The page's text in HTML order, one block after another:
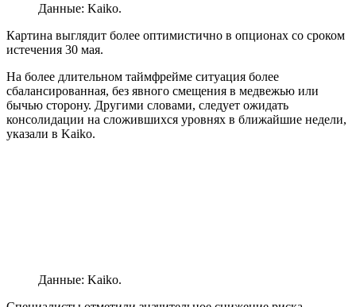
Данные: Kaiko.
Картина выглядит более оптимистично в опционах со сроком
истечения 30 мая.
На более длительном таймфрейме ситуация более
сбалансированная, без явного смещения в медвежью или
бычью сторону. Другими словами, следует ожидать
консолидации на сложившихся уровнях в ближайшие недели,
указали в Kaiko.
Данные: Kaiko.